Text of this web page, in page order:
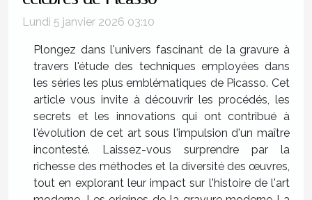
Lundi 5 janvier 2026 03:10
Plongez dans l'univers fascinant de la gravure à
travers l'étude des techniques employées dans
les séries les plus emblématiques de Picasso. Cet
article vous invite à découvrir les procédés, les
secrets et les innovations qui ont contribué à
l'évolution de cet art sous l'impulsion d'un maître
incontesté. Laissez-vous surprendre par la
richesse des méthodes et la diversité des œuvres,
tout en explorant leur impact sur l'histoire de l'art